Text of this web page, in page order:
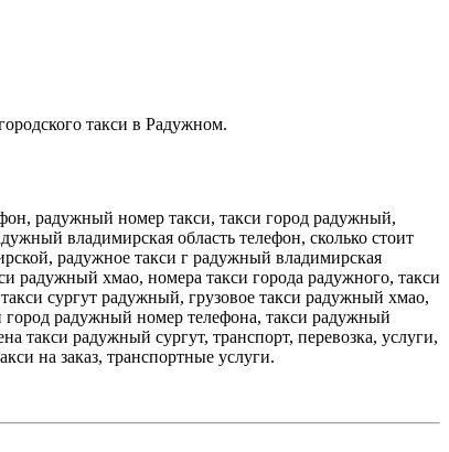
такси в Радужном.
радужный номер такси, такси город радужный,
владимирская область телефон, сколько стоит
радужное такси г радужный владимирская
радужный хмао, номера такси города радужного, такси
сургут радужный, грузовое такси радужный хмао,
радужный номер телефона, такси радужный
такси радужный сургут, транспорт, перевозка, услуги,
на заказ, транспортные услуги.